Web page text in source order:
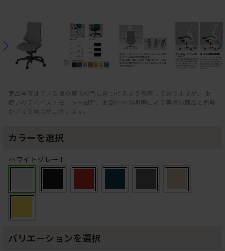
商品写真はできる限り実物の色に近づけるよう徹底しておりますが、 お
使いのデバイス・モニター設定、お部屋の照明等により実際の商品と色味
が異なる場合がございます。
カラーを選択
ホワイトグレーT
バリエーションを選択